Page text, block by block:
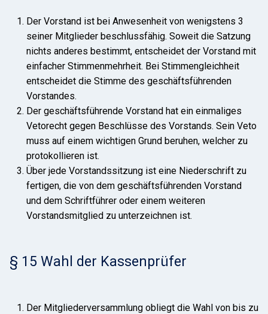
Der Vorstand ist bei Anwesenheit von wenigstens 3
seiner Mitglieder beschlussfähig. Soweit die Satzung
nichts anderes bestimmt, entscheidet der Vorstand mit
einfacher Stimmenmehrheit. Bei Stimmengleichheit
entscheidet die Stimme des geschäftsführenden
Vorstandes.
Der geschäftsführende Vorstand hat ein einmaliges
Vetorecht gegen Beschlüsse des Vorstands. Sein Veto
muss auf einem wichtigen Grund beruhen, welcher zu
protokollieren ist.
Über jede Vorstandssitzung ist eine Niederschrift zu
fertigen, die von dem geschäftsführenden Vorstand
und dem Schriftführer oder einem weiteren
Vorstandsmitglied zu unterzeichnen ist.
§ 15 Wahl der Kassenprüfer
Der Mitgliederversammlung obliegt die Wahl von bis zu